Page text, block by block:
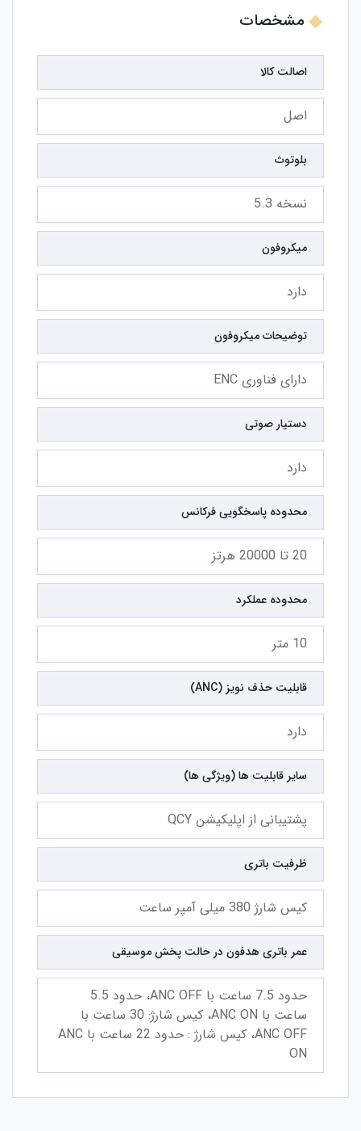
مشخصات
اصالت کالا
اصل
بلوتوث
نسخه 5.3
میکروفون
دارد
توضیحات میکروفون
دارای فناوری ENC
دستیار صوتی
دارد
محدوده پاسخگویی فرکانس
20 تا 20000 هرتز
محدوده عملکرد
10 متر
قابلیت حذف نویز (ANC)
دارد
سایر قابلیت‌ ها (ویژگی‌ ها)
پشتیبانی از اپلیکیشن QCY
ظرفیت باتری
کیس شارژ 380 میلی‌ آمپر ساعت
عمر باتری هدفون در حالت پخش موسیقی
حدود 7.5 ساعت با ANC OFF، حدود 5.5
ساعت با ANC ON، کیس شارژ: 30 ساعت با
ANC OFF، کیس شارژ : حدود 22 ساعت با ANC
ON